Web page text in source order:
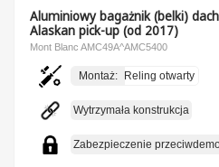
Aluminiowy bagażnik (belki)
Alaskan pick-up (od 2017)
Mont Blanc AMC49A^AMC5400
Montaż: Reling otwarty
Wytrzymała konstrukcja
Zabezpieczenie